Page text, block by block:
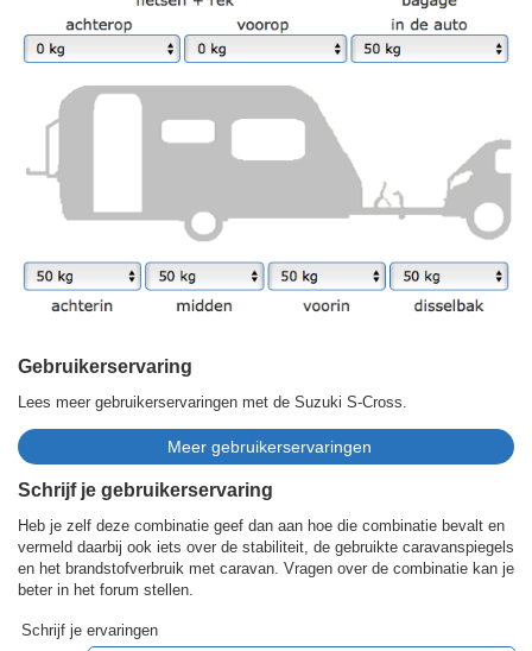
Gebruikerservaring
Lees meer gebruikerservaringen met de Suzuki S-Cross.
Schrijf je gebruikerservaring
Heb je zelf deze combinatie geef dan aan hoe die combinatie bevalt en
vermeld daarbij ook iets over de stabiliteit, de gebruikte caravanspiegels
en het brandstofverbruik met caravan. Vragen over de combinatie kan je
beter in het forum stellen.
Schrijf je ervaringen